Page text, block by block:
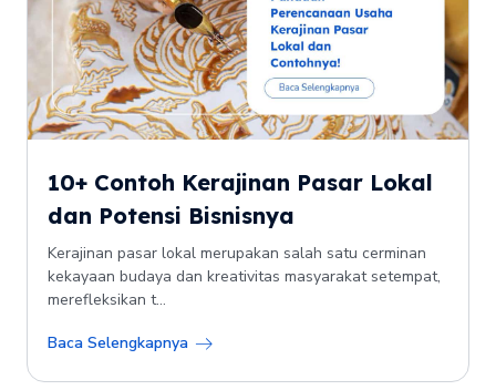
10+ Contoh Kerajinan Pasar Lokal
dan Potensi Bisnisnya
Kerajinan pasar lokal merupakan salah satu cerminan
kekayaan budaya dan kreativitas masyarakat setempat,
merefleksikan t...
Baca Selengkapnya